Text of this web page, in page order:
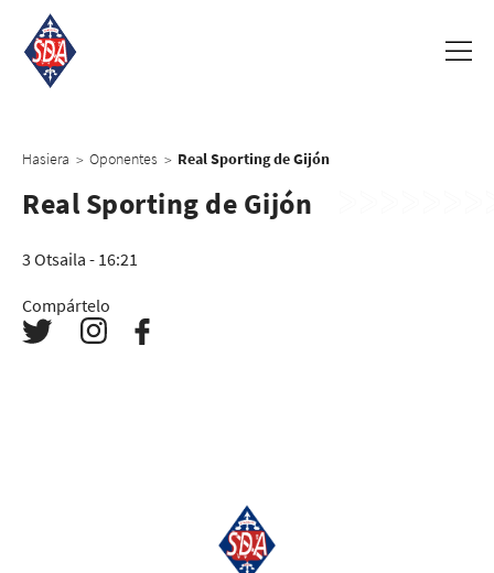
Hasiera > Oponentes > Real Sporting de Gijón
Real Sporting de Gijón
3 Otsaila - 16:21
Compártelo